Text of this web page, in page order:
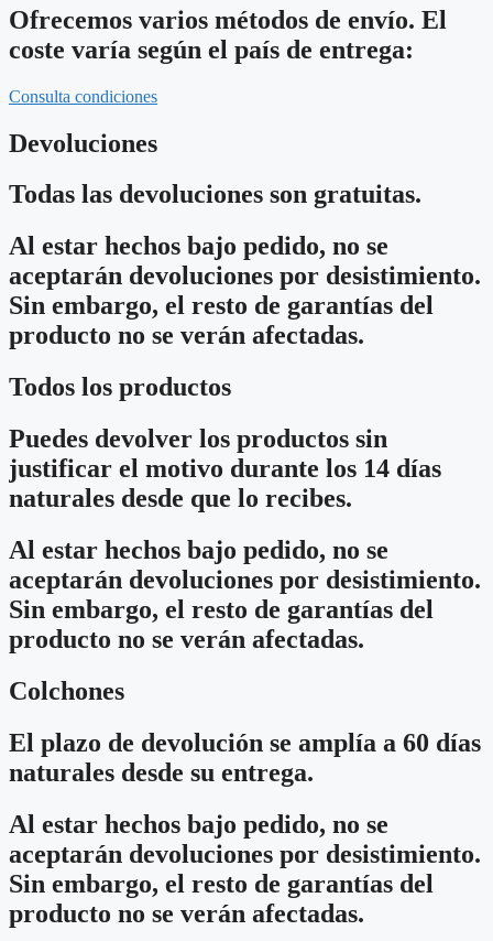
Ofrecemos varios métodos de envío. El
coste varía según el país de entrega:
Consulta condiciones
Devoluciones
Todas las devoluciones son gratuitas.
Al estar hechos bajo pedido, no se
aceptarán devoluciones por desistimiento.
Sin embargo, el resto de garantías del
producto no se verán afectadas.
Todos los productos
Puedes devolver los productos sin
justificar el motivo durante los 14 días
naturales desde que lo recibes.
Al estar hechos bajo pedido, no se
aceptarán devoluciones por desistimiento.
Sin embargo, el resto de garantías del
producto no se verán afectadas.
Colchones
El plazo de devolución se amplía a 60 días
naturales desde su entrega.
Al estar hechos bajo pedido, no se
aceptarán devoluciones por desistimiento.
Sin embargo, el resto de garantías del
producto no se verán afectadas.